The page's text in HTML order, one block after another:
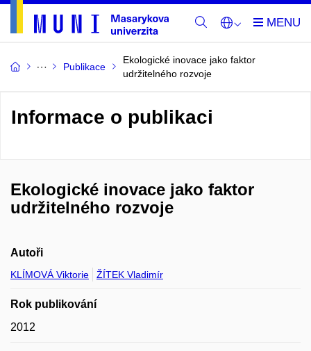
Publikace
Ekologické inovace jako faktor
udržitelného rozvoje
Informace o publikaci
Ekologické inovace jako faktor
udržitelného rozvoje
Autoři
KLÍMOVÁ Viktorie ŽÍTEK Vladimír
Rok publikování
2012